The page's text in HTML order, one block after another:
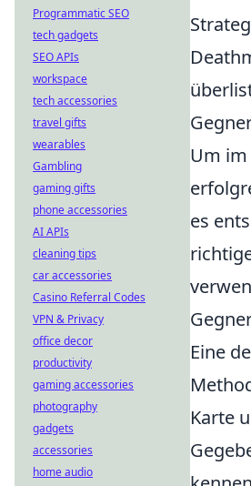
Um im
es
Eine
Karte
Programmatic SEO
tech gadgets
SEO APIs
workspace
tech accessories
travel gifts
wearables
Gambling
gaming gifts
phone accessories
AI APIs
cleaning tips
car accessories
Casino Referral Codes
VPN & Privacy
office decor
productivity
gaming accessories
photography
gadgets
accessories
home audio